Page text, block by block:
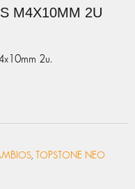
M4X10MM 2U
2u.
TOPSTONE NEO